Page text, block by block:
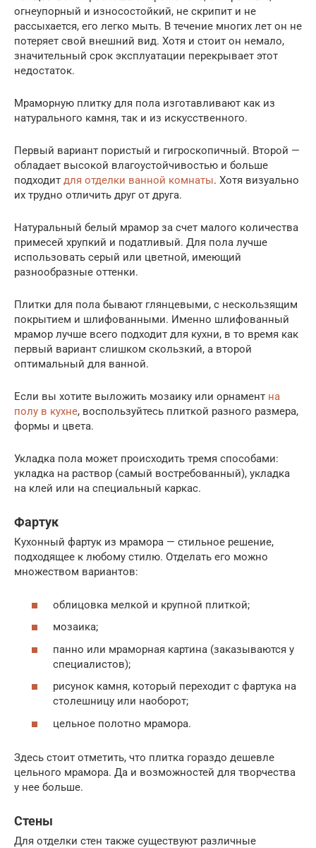
огнеупорный и износостойкий, не скрипит и не
рассыхается, его легко мыть. В течение многих лет он не
потеряет свой внешний вид. Хотя и стоит он немало,
значительный срок эксплуатации перекрывает этот
недостаток.
Мраморную плитку для пола изготавливают как из
натурального камня, так и из искусственного.
Первый вариант пористый и гигроскопичный. Второй —
обладает высокой влагоустойчивостью и больше
подходит для отделки ванной комнаты. Хотя визуально
их трудно отличить друг от друга.
Натуральный белый мрамор за счет малого количества
примесей хрупкий и податливый. Для пола лучше
использовать серый или цветной, имеющий
разнообразные оттенки.
Плитки для пола бывают глянцевыми, с нескользящим
покрытием и шлифованными. Именно шлифованный
мрамор лучше всего подходит для кухни, в то время как
первый вариант слишком скользкий, а второй
оптимальный для ванной.
Если вы хотите выложить мозаику или орнамент на
полу в кухне, воспользуйтесь плиткой разного размера,
формы и цвета.
Укладка пола может происходить тремя способами:
укладка на раствор (самый востребованный), укладка
на клей или на специальный каркас.
Фартук
Кухонный фартук из мрамора — стильное решение,
подходящее к любому стилю. Отделать его можно
множеством вариантов:
облицовка мелкой и крупной плиткой;
мозаика;
панно или мраморная картина (заказываются у
специалистов);
рисунок камня, который переходит с фартука на
столешницу или наоборот;
цельное полотно мрамора.
Здесь стоит отметить, что плитка гораздо дешевле
цельного мрамора. Да и возможностей для творчества
у нее больше.
Стены
Для отделки стен также существуют различные